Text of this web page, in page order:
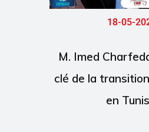
18-05-
M. Imed
clé de la
en